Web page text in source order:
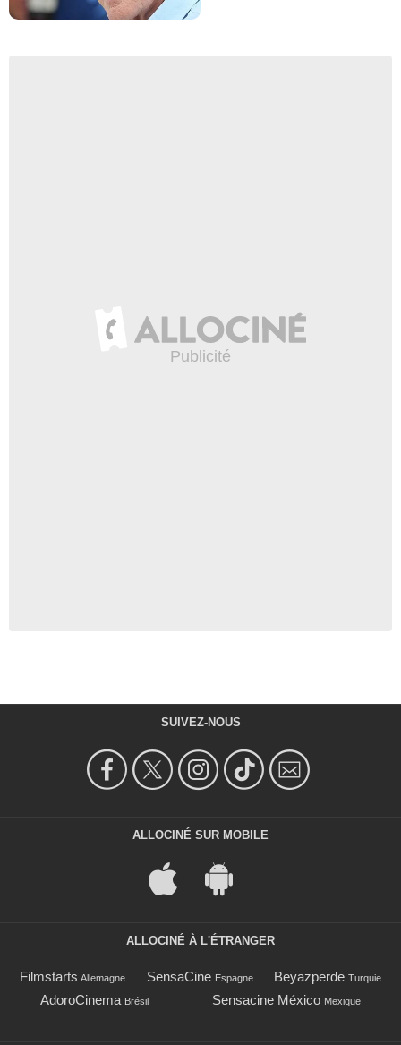
SUIVEZ-NOUS
ALLOCINÉ SUR MOBILE
ALLOCINÉ À L'ÉTRANGER
Filmstarts Allemagne SensaCine Espagne Beyazperde Turquie
AdoroCinema Brésil Sensacine México Mexique